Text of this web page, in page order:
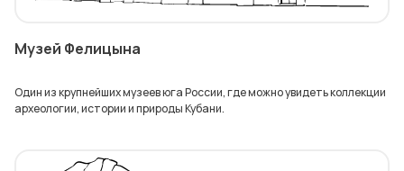
Музей Фелицына
Один из крупнейших музеев юга России, где можно увидеть коллекции
археологии, истории и природы Кубани.